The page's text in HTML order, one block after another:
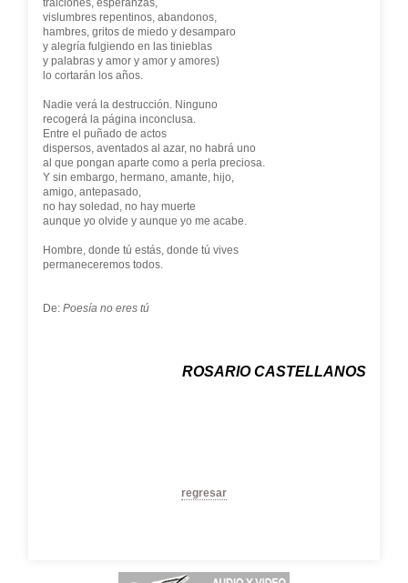
traiciones, esperanzas,
vislumbres repentinos, abandonos,
hambres, gritos de miedo y desamparo
y alegría fulgiendo en las tinieblas
y palabras y amor y amor y amores)
lo cortarán los años.
Nadie verá la destrucción. Ninguno
recogerá la página inconclusa.
Entre el puñado de actos
dispersos, aventados al azar, no habrá uno
al que pongan aparte como a perla preciosa.
Y sin embargo, hermano, amante, hijo,
amigo, antepasado,
no hay soledad, no hay muerte
aunque yo olvide y aunque yo me acabe.
Hombre, donde tú estás, donde tú vives
permaneceremos todos.
De: Poesía no eres tú
ROSARIO CASTELLANOS
regresar